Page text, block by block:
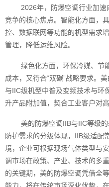
2026年，防爆空调行业加
竞争的核心焦点。智能化方面，
控、数据联网等功能的机型需求
管理，降低运维风险。
绿色化方面，环保冷媒、节
成本，又符合“双碳”战略要求。
与IIC级机型中普及变频技术与环
升产品附加值，契合工业客户对
美的防爆空调IIB与IIC等级
防护需求的分级体现，IIB级适配
境，企业可根据现场气体类型与
调市场在政策、产业、技术的多
的关键期，美的防爆空调凭借全